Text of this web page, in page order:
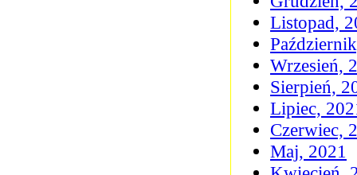
Listopad,
Wrzesień,
Sierpień,
Lipiec,
Czerwiec,
Maj, 2021